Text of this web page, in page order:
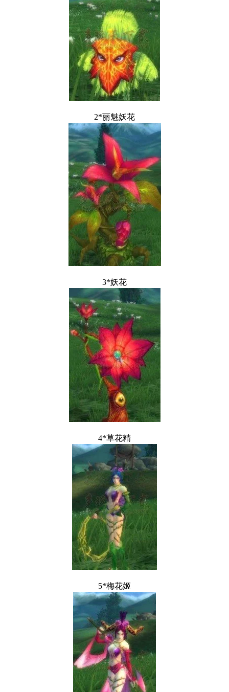
2*丽魅妖花
3*妖花
4*草花精
5*梅花姬